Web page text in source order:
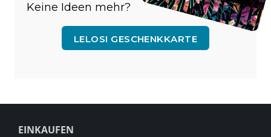
Keine Ideen mehr?
LELOSI GESCHENKKARTE
EINKAUFEN